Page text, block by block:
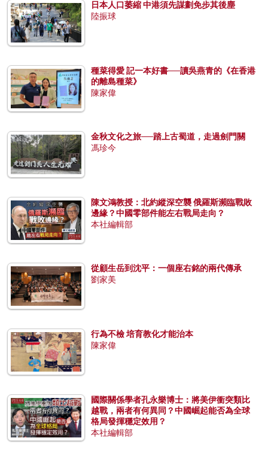
日本人口萎縮 中港須先謀劃免步其後塵
陸振球
種菜得愛 記一本好書──讀吳燕青的《在香港
的離島種菜》
陳家偉
金秋文化之旅──踏上古蜀道，走過劍門關
馮珍今
陳文鴻教授：北約縱深空襲 俄羅斯瀕臨戰敗
邊緣？中國零部件能左右戰局走向？
本社編輯部
從顧生岳到沈平：一個座右銘的兩代傳承
劉家美
行為不檢 培育教化才能治本
陳家偉
國際關係學者孔永樂博士：將美伊衝突類比
越戰，兩者有何異同？中國崛起能否為全球
格局發揮穩定效用？
本社編輯部